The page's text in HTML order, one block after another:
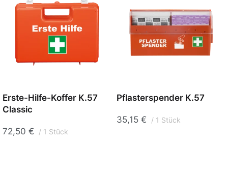
Erste-Hilfe-Koffer K.57
Classic
72,50 € 1 Stück
Pflasterspender K.57
35,15 € 1 Stück